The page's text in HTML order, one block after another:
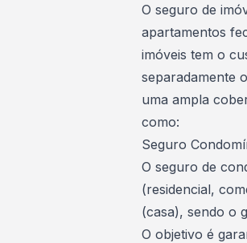
O seguro de
apartamentos
imóveis tem o
separadamente
uma ampla
como:
Seguro
O seguro de
(residencial,
(casa), sendo o
O objetivo é